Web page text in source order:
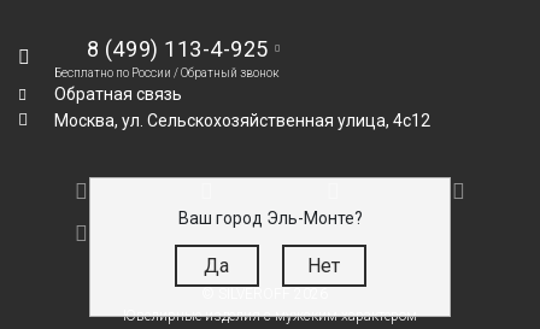
Ваш город Эль-Монте?
Да Нет
8 (499) 113-4-925
Бесплатно по России /Обратный звонок
Обратная связь
Москва, ул. Сельскохозяйственная улица, 4с12
Ювелирные изделия с мужским характером